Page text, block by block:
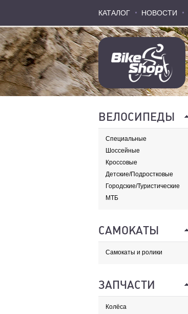
КАТАЛОГ НОВОСТИ
КАТАЛОГ НОВОСТИ
ВЕЛОСИПЕДЫ
Специальные
Шоссейные
Кроссовые
Детские/Подростковые
Городские/Туристические
МТБ
САМОКАТЫ
Самокаты и ролики
ЗАПЧАСТИ
Колёса